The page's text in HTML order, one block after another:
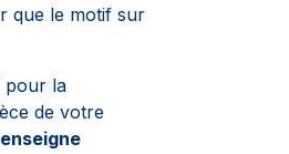
que le motif sur
pour la
de votre
enseigne